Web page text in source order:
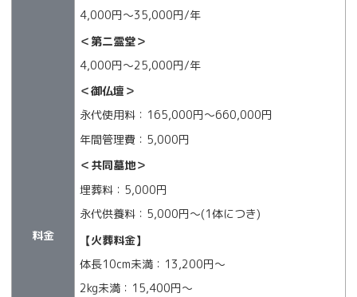
料金
4,000円～35,000円/年
＜第二霊堂＞
4,000円～25,000円/年
＜御仏壇＞
永代使用料：165,000円～660,000円
年間管理費：5,000円
＜共同墓地＞
埋葬料：5,000円
永代供養料：5,000円～(1体につき)
【火葬料金】
体長10cm未満：13,200円〜
2kg未満：15,400円〜